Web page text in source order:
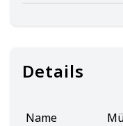
Details
Name